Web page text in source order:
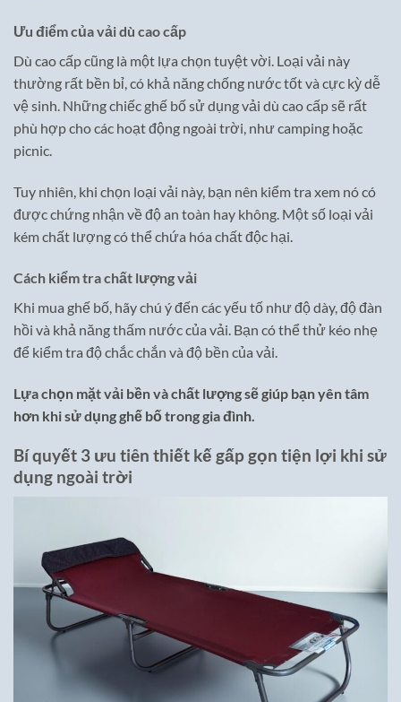
Ưu điểm của vải dù cao cấp
Dù cao cấp cũng là một lựa chọn tuyệt vời. Loại vải này
thường rất bền bỉ, có khả năng chống nước tốt và cực kỳ dễ
vệ sinh. Những chiếc ghế bố sử dụng vải dù cao cấp sẽ rất
phù hợp cho các hoạt động ngoài trời, như camping hoặc
picnic.
Tuy nhiên, khi chọn loại vải này, bạn nên kiểm tra xem nó có
được chứng nhận về độ an toàn hay không. Một số loại vải
kém chất lượng có thể chứa hóa chất độc hại.
Cách kiểm tra chất lượng vải
Khi mua ghế bố, hãy chú ý đến các yếu tố như độ dày, độ đàn
hồi và khả năng thấm nước của vải. Bạn có thể thử kéo nhẹ
để kiểm tra độ chắc chắn và độ bền của vải.
Lựa chọn mặt vải bền và chất lượng sẽ giúp bạn yên tâm
hơn khi sử dụng ghế bố trong gia đình.
Bí quyết 3 ưu tiên thiết kế gấp gọn tiện lợi khi sử
dụng ngoài trời